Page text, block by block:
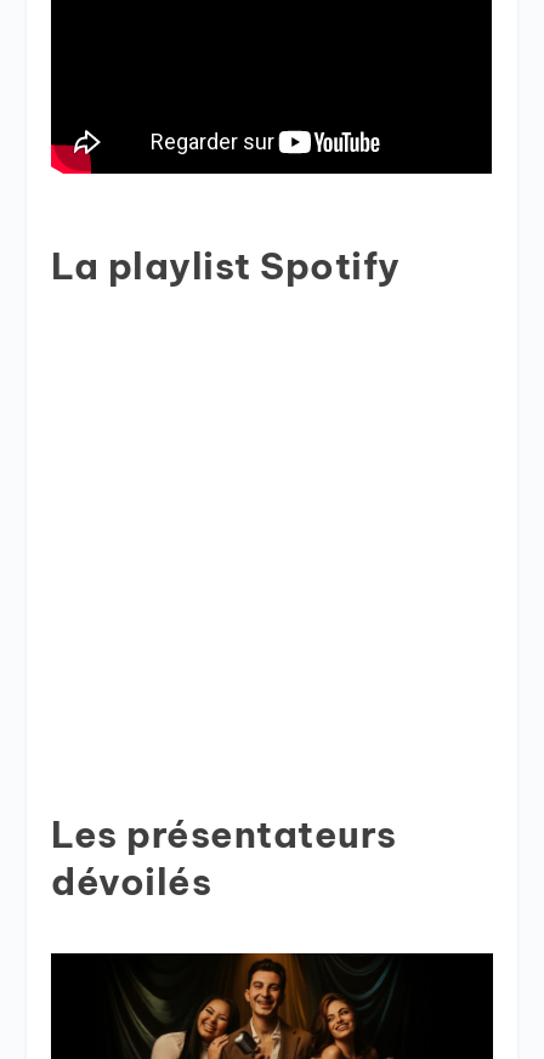
La playlist Spotify
Les présentateurs
dévoilés